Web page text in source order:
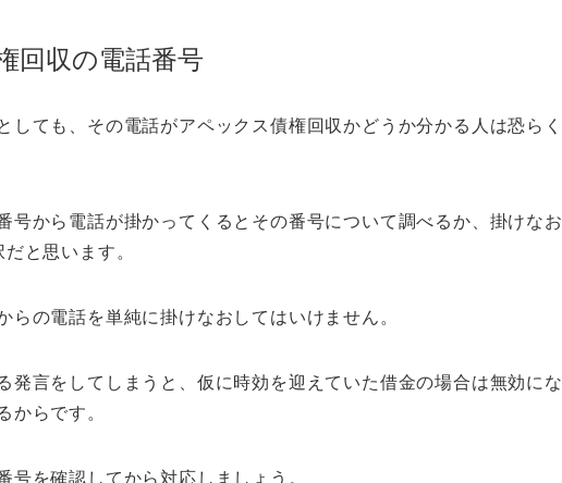
回収の電話番号
しても、その電話がアペックス債権回収かどうか分かる人は恐らく
号から電話が掛かってくるとその番号について調べるか、掛けなお
と思います。
らの電話を単純に掛けなおしてはいけません。
発言をしてしまうと、仮に時効を迎えていた借金の場合は無効にな
からです。
号を確認してから対応しましょう。